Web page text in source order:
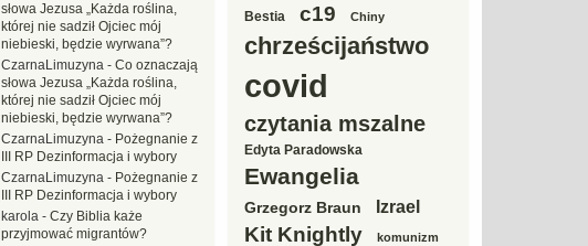
Bestia c19 Chiny
chrześcijaństwo
covid
czytania mszalne
Edyta Paradowska
Ewangelia
Grzegorz Braun Izrael
Kit Knightly komunizm
słowa Jezusa „Każda roślina,
której nie sadził Ojciec mój
niebieski, będzie wyrwana”?
CzarnaLimuzyna - Co oznaczają
słowa Jezusa „Każda roślina,
której nie sadził Ojciec mój
niebieski, będzie wyrwana”?
CzarnaLimuzyna - Pożegnanie z
III RP Dezinformacja i wybory
CzarnaLimuzyna - Pożegnanie z
III RP Dezinformacja i wybory
karola - Czy Biblia każe
przyjmować migrantów?